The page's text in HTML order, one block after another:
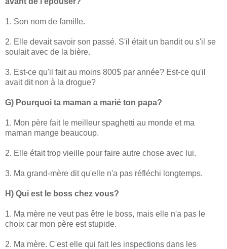
1. Son nom de famille.
2. Elle devait savoir son passé. S'il était un bandit ou s'il se
soulait avec de la bière.
3. Est-ce qu'il fait au moins 800$ par année? Est-ce qu'il
avait dit non à la drogue?
G) Pourquoi ta maman a marié ton papa?
1. Mon père fait le meilleur spaghetti au monde et ma
maman mange beaucoup.
2. Elle était trop vieille pour faire autre chose avec lui.
3. Ma grand-mère dit qu'elle n'a pas réfléchi longtemps.
H) Qui est le boss chez vous?
1. Ma mère ne veut pas être le boss, mais elle n'a pas le
choix car mon père est stupide.
2. Ma mère. C'est elle qui fait les inspections dans les